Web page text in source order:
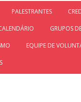
PALESTRANTES
GRUPOS
EQUIPE DE